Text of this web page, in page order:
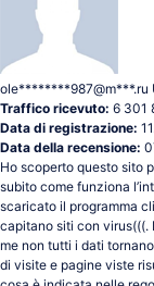
ole********987@m***.ru
Traffico ricevuto: 6 301
Data di registrazione:
Data della recensione:
Ho scoperto questo sito
subito come funziona
scaricato il programma
capitano siti con virus(((.
me non tutti i dati
di visite e pagine viste